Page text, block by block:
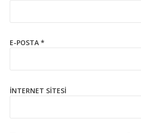
E-POSTA *
İNTERNET SITESI